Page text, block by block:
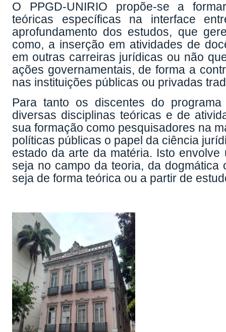
O PPGD-UNIRIO propõe-se a
teóricas específicas na interface
aprofundamento dos estudos, que
como, a inserção em atividades de
em outras carreiras jurídicas ou não
ações governamentais, de forma a
nas instituições públicas ou privadas
Para tanto os discentes do
diversas disciplinas teóricas e de
sua formação como pesquisadores na
políticas públicas o papel da ciência
estado da arte da matéria. Isto
seja no campo da teoria, da
seja de forma teórica ou a partir de